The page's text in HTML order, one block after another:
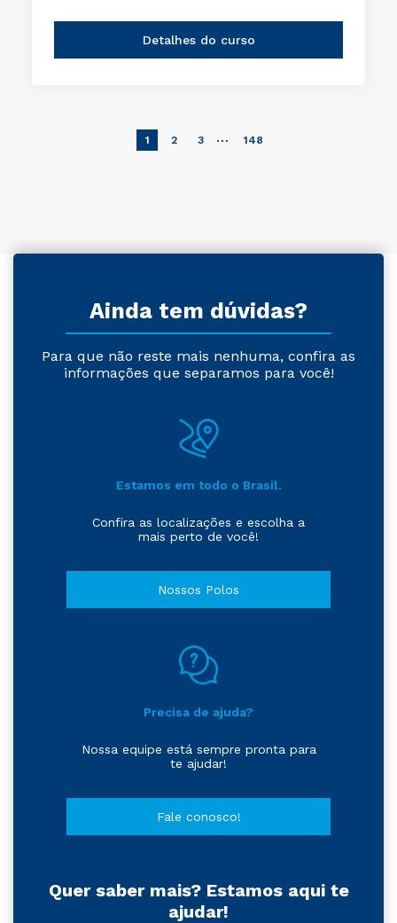
Detalhes do curso
1 2 3 … 148
Ainda tem dúvidas?
Para que não reste mais nenhuma, confira as
informações que separamos para você!
Estamos em todo o Brasil.
Confira as localizações e escolha a
mais perto de você!
Nossos Polos
Precisa de ajuda?
Nossa equipe está sempre pronta para
te ajudar!
Fale conosco!
Quer saber mais? Estamos aqui te
ajudar!